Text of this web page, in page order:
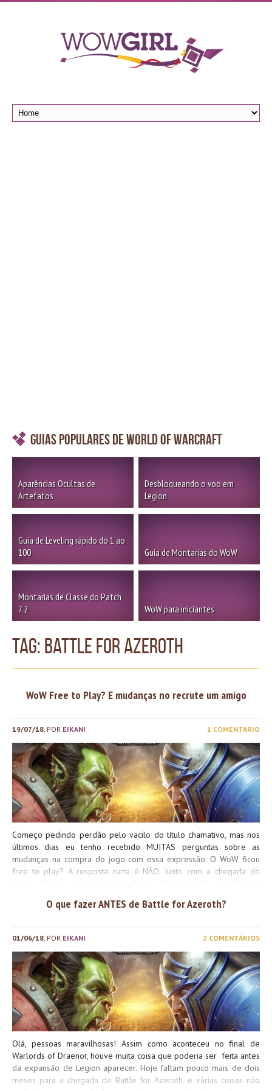
Guias Populares de World of Warcraft
Aparências Ocultas de
Artefatos
Desbloqueando o voo em
Legion
Guia de Leveling rápido do 1 ao
100
Guia de Montarias do WoW
Montarias de Classe do Patch
7.2
WoW para iniciantes
TAG: Battle for Azeroth
WoW Free to Play? E mudanças no recrute um amigo
19/07/18, POR EIKANI 1 COMENTÁRIO
Começo pedindo perdão pelo vacilo do título chamativo, mas nos
últimos dias eu tenho recebido MUITAS perguntas sobre as
mudanças na compra do jogo com essa expressão. O WoW ficou
free to play? A resposta curta é NÃO. Junto com a chegada do
para novos jogadores, e isso provocou uma confusão com a ideia
necessária a compra do jogo base, ou Battle Chest, para jogar além
do nível 20 – basta fazer a assinatura do jogo, no valor padrão,
para ter acesso ao jogo até o nível 110 e todas as funcionalidades
das expansões até Legion. Ao entrar na loja, as opções para novos
jogadores são as seguintes: Ao clicar na primeira opção você é
redirecionado para...
O que fazer ANTES de Battle for Azeroth?
01/06/18 , POR EIKANI 2 COMENTÁRIOS
Olá, pessoas maravilhosas! Assim como aconteceu no final de
Warlords of Draenor, houve muita coisa que poderia ser feita antes
da expansão de Legion aparecer. Hoje faltam pouco mais de dois
meses para a chegada de Battle for Azeroth, e várias coisas não